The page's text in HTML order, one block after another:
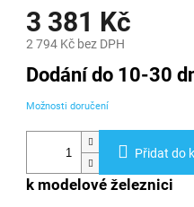
3 381 Kč
2 794 Kč bez DPH
Měrná
cena:
Dodání do 10-30
Možnosti doručení
Přidat do
k modelové železnici